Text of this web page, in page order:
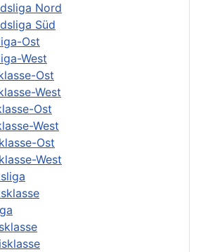
Nord
Süd
Ost
West
Ost
West
Ost
West
Ost
West